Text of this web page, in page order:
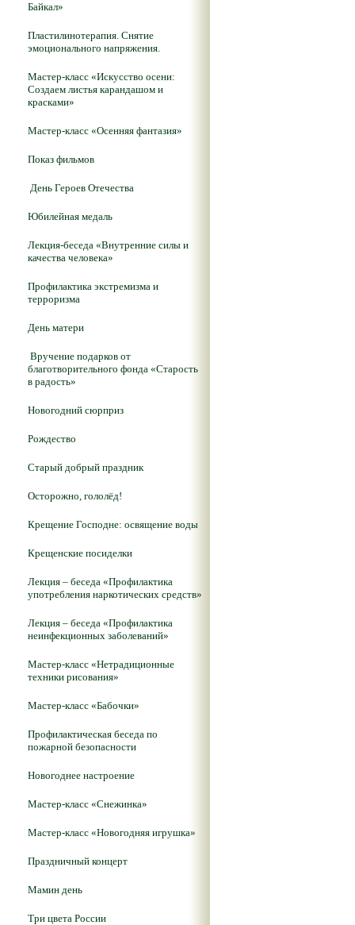
Байкал»
Пластилинотерапия. Снятие
эмоционального напряжения.
Мастер-класс «Искусство осени:
Создаем листья карандашом и
красками»
Мастер-класс «Осенняя фантазия»
Показ фильмов
День Героев Отечества
Юбилейная медаль
Лекция-беседа «Внутренние силы и
качества человека»
Профилактика экстремизма и
терроризма
День матери
Вручение подарков от
благотворительного фонда «Старость
в радость»
Новогодний сюрприз
Рождество
Старый добрый праздник
Осторожно, гололёд!
Крещение Господне: освящение воды
Крещенские посиделки
Лекция – беседа «Профилактика
употребления наркотических средств»
Лекция – беседа «Профилактика
неинфекционных заболеваний»
Мастер-класс «Нетрадиционные
техники рисования»
Мастер-класс «Бабочки»
Профилактическая беседа по
пожарной безопасности
Новогоднее настроение
Мастер-класс «Снежинка»
Мастер-класс «Новогодняя игрушка»
Праздничный концерт
Мамин день
Три цвета России